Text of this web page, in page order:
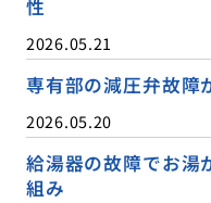
性
2026.05.21
専有部の減圧弁故障
2026.05.20
給湯器の故障でお湯
組み